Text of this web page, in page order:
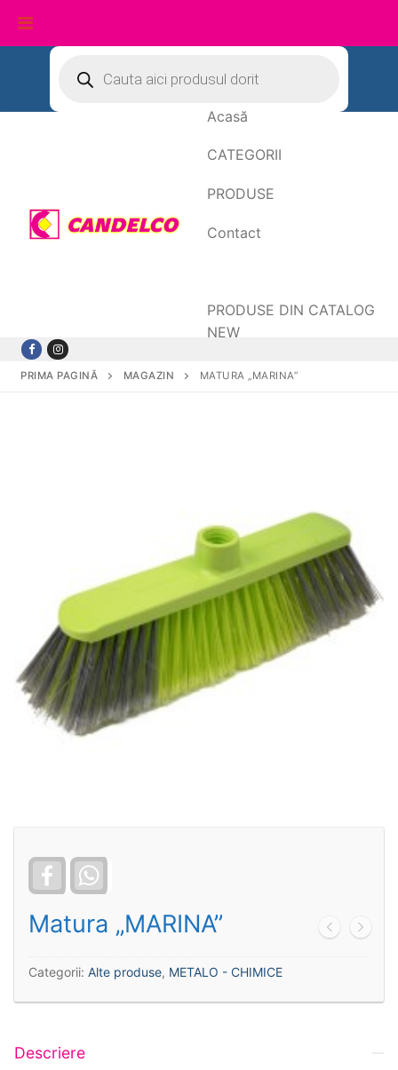
conținut
search
Acasă
CATEGORII
PRODUSE
Contact
PRODUSE DIN CATALOG
NEW
PRIMA PAGINĂ MAGAZIN MATURA „MARINA”
Facebook
Matura „MARINA”
Categorii: Alte produse, METALO - CHIMICE
Descriere